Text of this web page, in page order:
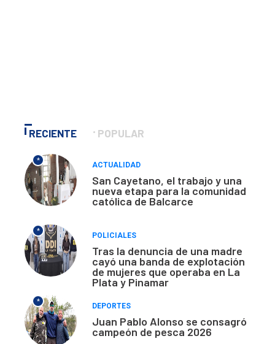
RECIENTE POPULAR
*
ACTUALIDAD
San Cayetano, el trabajo y una
nueva etapa para la comunidad
católica de Balcarce
*
POLICIALES
Tras la denuncia de una madre
cayó una banda de explotación
de mujeres que operaba en La
Plata y Pinamar
*
DEPORTES
Juan Pablo Alonso se consagró
campeón de pesca 2026